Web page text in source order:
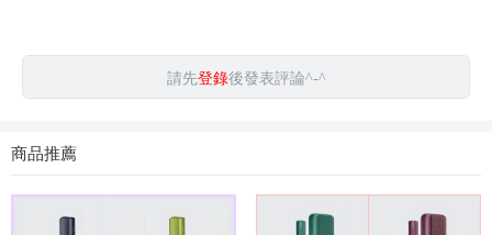
請先登錄後發表評論^-^
商品推薦